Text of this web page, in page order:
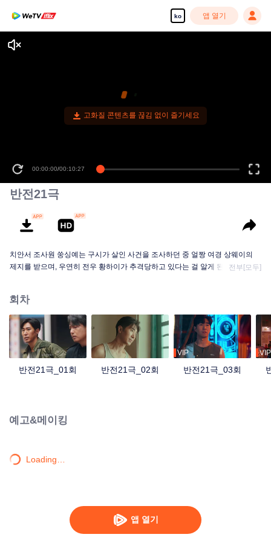
ko 앱 열기
앱 열기
고화질 콘텐츠를 끊김 없이 즐기세요
00:00:00/00:10:27
반전21극
치안서 조사원 쑹싱예는 구시가 살인 사건을 조사하던 중 얼짱 여경 상웨이의
제지를 받으며, 우연히 전우 황하이가 추격당하고 있다는 걸 알게 된다. 진실을
중에게 진실을 공개한다.
전부[모두]
회차
반전21극_01회 반전21극_02회
VIP
반전21극_03회
VIP
예고&메이킹
Loading…